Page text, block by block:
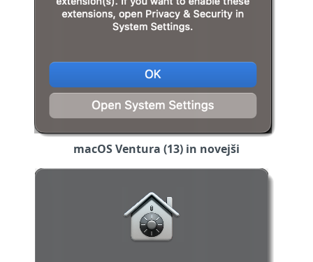
macOS Ventura (13) in novejši